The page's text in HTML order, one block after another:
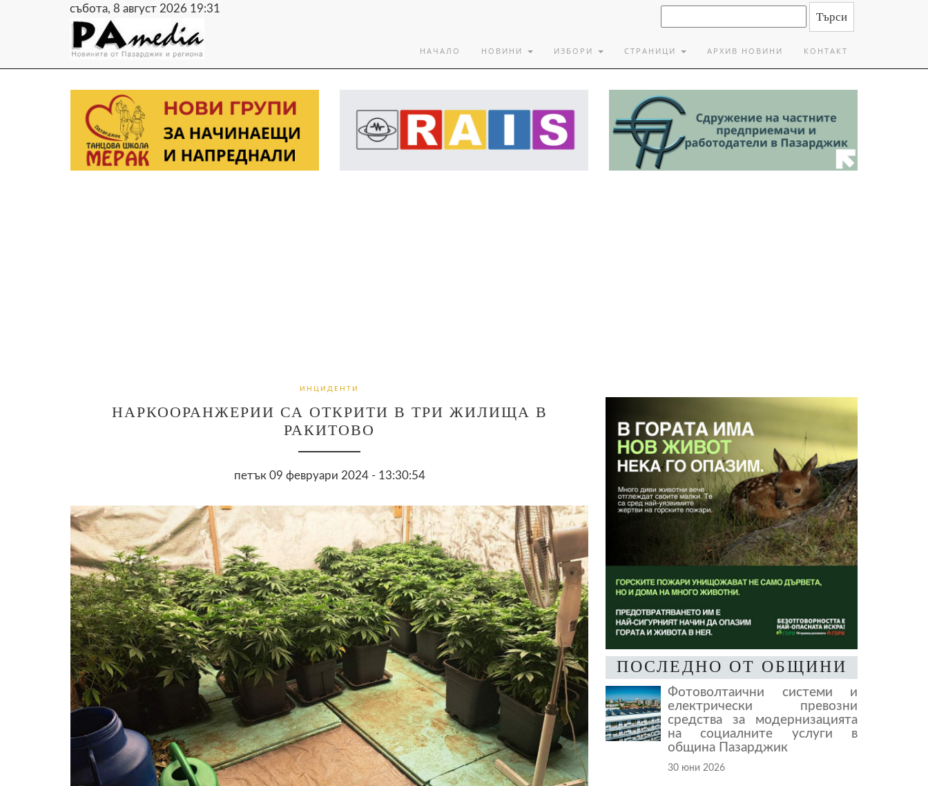
събота, 8 август 2026 19:31
НАЧАЛО НОВИНИ ИЗБОРИ СТРАНИЦИ АРХИВ НОВИНИ КОНТАКТ
ИНЦИДЕНТИ
НАРКООРАНЖЕРИИ СА ОТКРИТИ В ТРИ ЖИЛИЩА В
РАКИТОВО
петък 09 февруари 2024 - 13:30:54
ПОСЛЕДНО ОТ ОБЩИНИ
Фотоволтаични системи и
електрически превозни
средства за модернизацията
на социалните услуги в
община Пазарджик
30 юни 2026